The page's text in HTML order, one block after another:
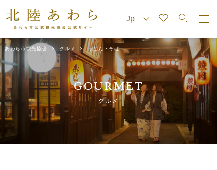
あわら市観光協会 グルメ うどん・そば
GOURMET
グルメ